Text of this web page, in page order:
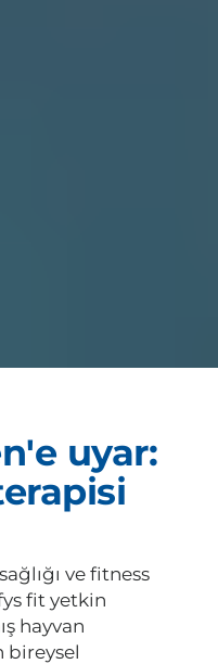
uyar:
ve fitness
fit yetkin
hayvan
bireysel